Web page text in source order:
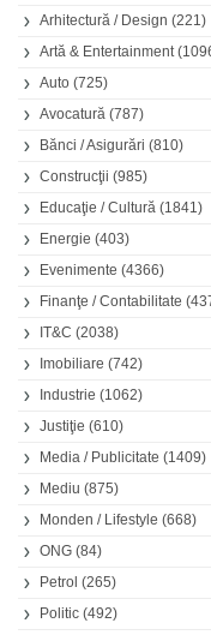
Arhitectură / Design (221)
Artă & Entertainment
Auto (725)
Avocatură (787)
Bănci / Asigurări (810)
Construcţii (985)
Educaţie / Cultură (1841)
Energie (403)
Evenimente (4366)
Finanţe / Contabilitate
IT&C (2038)
Imobiliare (742)
Industrie (1062)
Justiţie (610)
Media / Publicitate (1409)
Mediu (875)
Monden / Lifestyle (668)
ONG (84)
Petrol (265)
Politic (492)